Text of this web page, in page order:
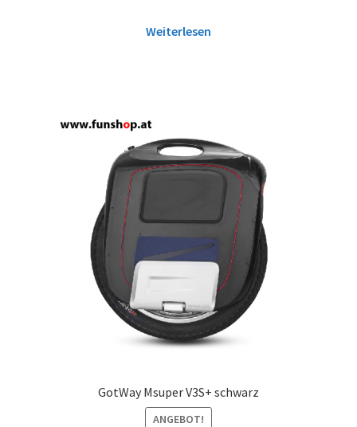
Weiterlesen
GotWay Msuper V3S+ schwarz
ANGEBOT!